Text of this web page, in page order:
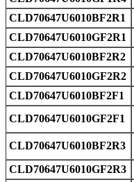
CLD70647U6010BF2R1
CLD70647U6010GF2R1
CLD70647U6010BF2R2
CLD70647U6010GF2R2
CLD70647U6010BF2F1
CLD70647U6010GF2F1
CLD70647U6010BF2R3
CLD70647U6010GF2R3